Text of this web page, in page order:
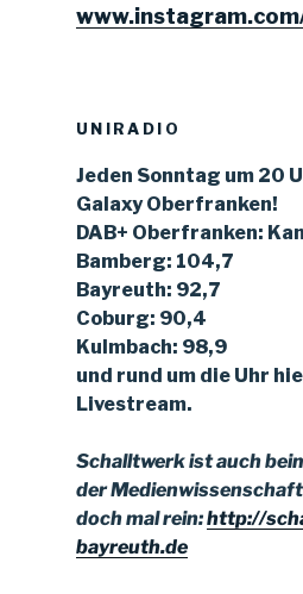
UNIRADIO
Jeden Sonntag um 20
Galaxy Oberfranken!
DAB+ Oberfranken:
Bamberg: 104,7
Bayreuth: 92,7
Coburg: 90,4
Kulmbach: 98,9
und rund um die Uhr
Livestream.
Schalltwerk ist auch
der
doch mal rein:http://
bayreuth.de